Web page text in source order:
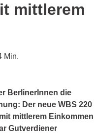
mittlerem
Min.
BerlinerInnen die
Der neue WBS 220
mittlerem Einkommen
Gutverdiener